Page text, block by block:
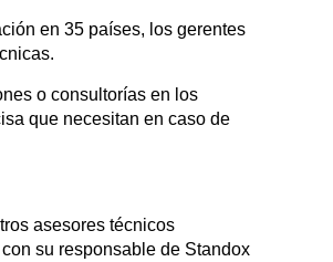
en 35 países, los gerentes
o consultorías en los
que necesitan en caso de
asesores técnicos
su responsable de Standox